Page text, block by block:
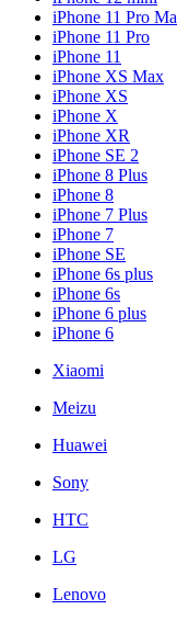
iPhone 11 Pro
iPhone 11 Pro
iPhone 11
iPhone XS Max
iPhone XS
iPhone X
iPhone XR
iPhone SE 2
iPhone 8 Plus
iPhone 8
iPhone 7 Plus
iPhone 7
iPhone SE
iPhone 6s plus
iPhone 6s
iPhone 6 plus
iPhone 6
Xiaomi
Meizu
Huawei
Sony
HTC
LG
Lenovo